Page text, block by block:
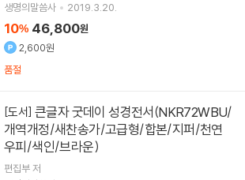
생명의말씀사
2019.3.20.
10% 46,800원
2,600원
품절
[도서]
개역개정/새찬송가/고급형/합본/지퍼/천연
우피/색인/브라운)
편집부 저